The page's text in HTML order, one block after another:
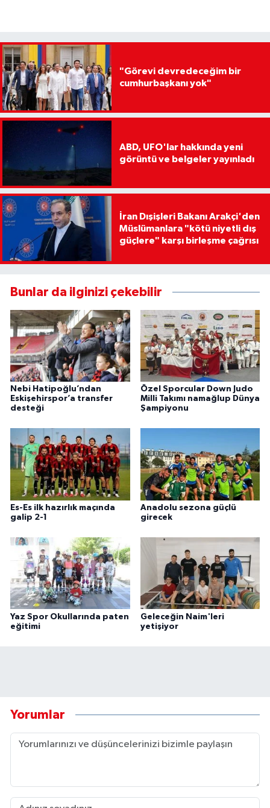
"Görevi devredeceğim bir
cumhurbaşkanı yok"
ABD, UFO'lar hakkında yeni
görüntü ve belgeler yayınladı
İran Dışişleri Bakanı Arakçi'den
Müslümanlara "kötü niyetli dış
güçlere" karşı birleşme çağrısı
Bunlar da ilginizi çekebilir
Nebi Hatipoğlu’ndan
Eskişehirspor’a transfer
desteği
Özel Sporcular Down Judo
Milli Takımı namağlup Dünya
Şampiyonu
Es-Es ilk hazırlık maçında
galip 2-1
Anadolu sezona güçlü
girecek
Yaz Spor Okullarında paten
eğitimi
Geleceğin Naim'leri
yetişiyor
Yorumlar